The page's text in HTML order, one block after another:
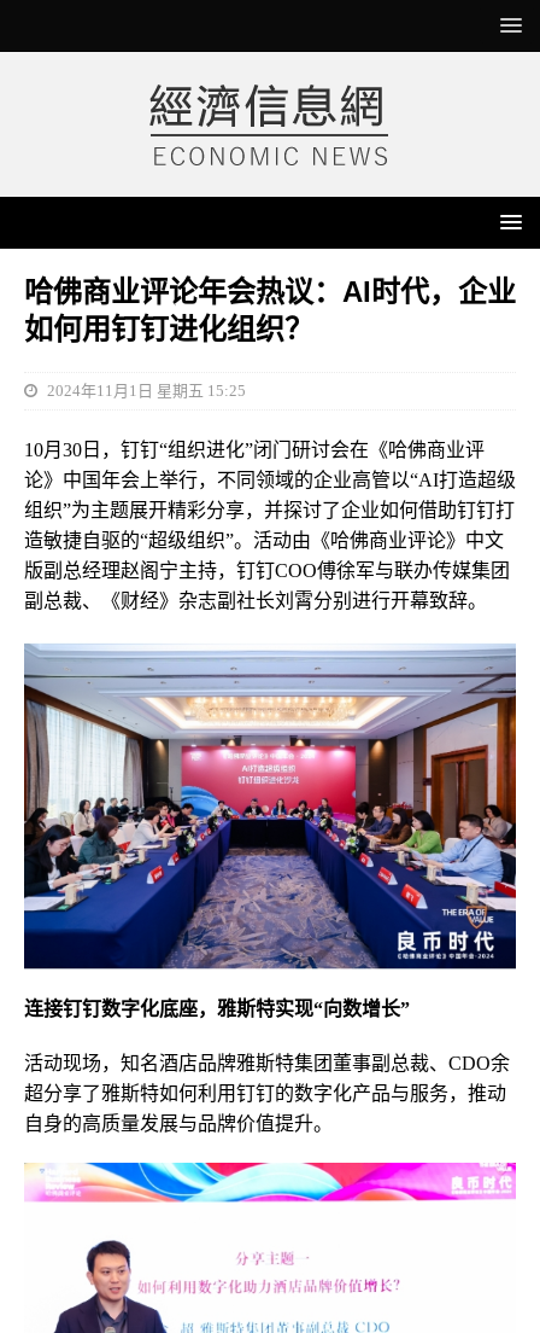
哈佛商业评论年会热议：AI时代，企业
如何用钉钉进化组织？
2024年11月1日 星期五 15:25
10月30日，钉钉“组织进化”闭门研讨会在《哈佛商业评
论》中国年会上举行，不同领域的企业高管以“AI打造超级
组织”为主题展开精彩分享，并探讨了企业如何借助钉钉打
造敏捷自驱的“超级组织”。活动由《哈佛商业评论》中文
版副总经理赵阁宁主持，钉钉COO傅徐军与联办传媒集团
副总裁、《财经》杂志副社长刘霄分别进行开幕致辞。
连接钉钉数字化底座，雅斯特实现“向数增长”
活动现场，知名酒店品牌雅斯特集团董事副总裁、CDO余
超分享了雅斯特如何利用钉钉的数字化产品与服务，推动
自身的高质量发展与品牌价值提升。